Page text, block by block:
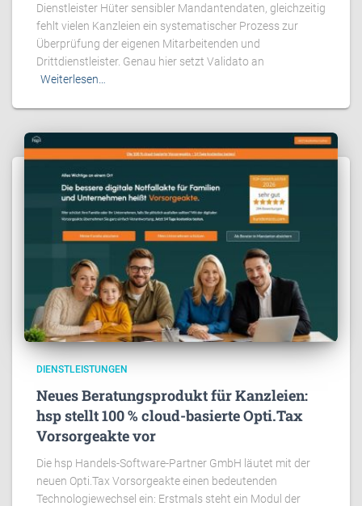
Dienstleister Hüter sensibler Mandantendaten, gleichzeitig
fehlt vielen Kanzleien ein systematischer Prozess zur
Überprüfung der eigenen Mitarbeitenden und
Drittdienstleister. Genau hier setzt Validato an
Weiterlesen…
DIENSTLEISTUNGEN
Neues Beratungsprodukt für Kanzleien:
hsp stellt 100 % cloud-basierte Opti.Tax
Vorsorgeakte vor
Die hsp Handels-Software-Partner GmbH läutet mit der
neuen Opti.Tax Vorsorgeakte einen bedeutenden
Technologiewechsel ein: Erstmals steht ein Modul der